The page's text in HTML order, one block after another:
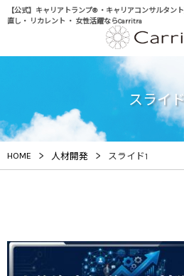
【公式】キャリアトランプ® ・キャリアコンサルタン
直し・ リカレント ・ 女性活躍ならCarritra
スライ
HOME > 人材開発 > スライド1